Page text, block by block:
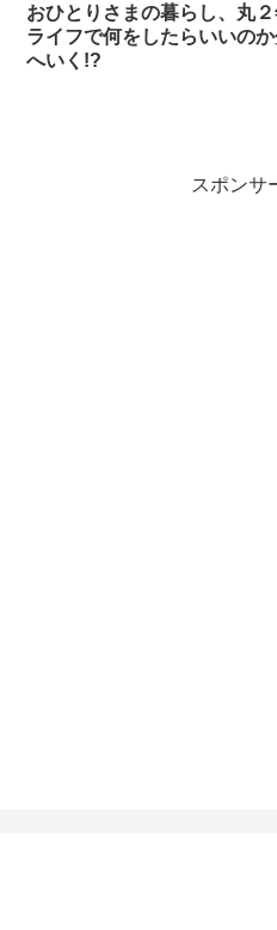
おひとりさまの暮らし、丸
ライフで何をしたらいいの
へいく!?
スポンサ